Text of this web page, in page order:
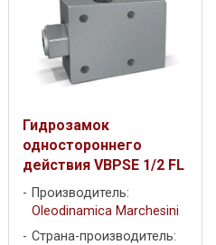
Гидрозамок
одностороннего
действия VBPSE 1/2 FL
Производитель:
Oleodinamica Marchesini
Страна-производитель: